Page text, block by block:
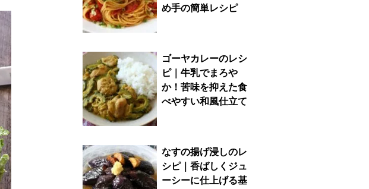
め手の簡単レシピ
ゴーヤカレーのレシ
ピ｜牛乳でまろや
か！苦味を抑えた食
べやすい和風仕立て
なすの揚げ浸しのレ
シピ｜香ばしくジュ
ーシーに仕上げる基